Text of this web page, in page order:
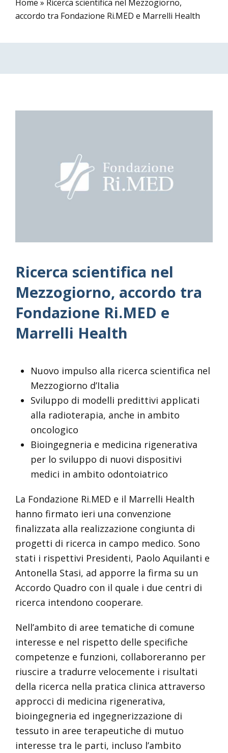
Home » Ricerca scientifica nel Mezzogiorno,
accordo tra Fondazione Ri.MED e Marrelli Health
Ricerca scientifica nel
Mezzogiorno, accordo tra
Fondazione Ri.MED e
Marrelli Health
Nuovo impulso alla ricerca scientifica nel
Mezzogiorno d’Italia
Sviluppo di modelli predittivi applicati
alla radioterapia, anche in ambito
oncologico
Bioingegneria e medicina rigenerativa
per lo sviluppo di nuovi dispositivi
medici in ambito odontoiatrico
La Fondazione Ri.MED e il Marrelli Health
hanno firmato ieri una convenzione
finalizzata alla realizzazione congiunta di
progetti di ricerca in campo medico. Sono
stati i rispettivi Presidenti, Paolo Aquilanti e
Antonella Stasi, ad apporre la firma su un
Accordo Quadro con il quale i due centri di
ricerca intendono cooperare.
Nell’ambito di aree tematiche di comune
interesse e nel rispetto delle specifiche
competenze e funzioni, collaboreranno per
riuscire a tradurre velocemente i risultati
della ricerca nella pratica clinica attraverso
approcci di medicina rigenerativa,
bioingegneria ed ingegnerizzazione di
tessuto in aree terapeutiche di mutuo
interesse tra le parti, incluso l’ambito